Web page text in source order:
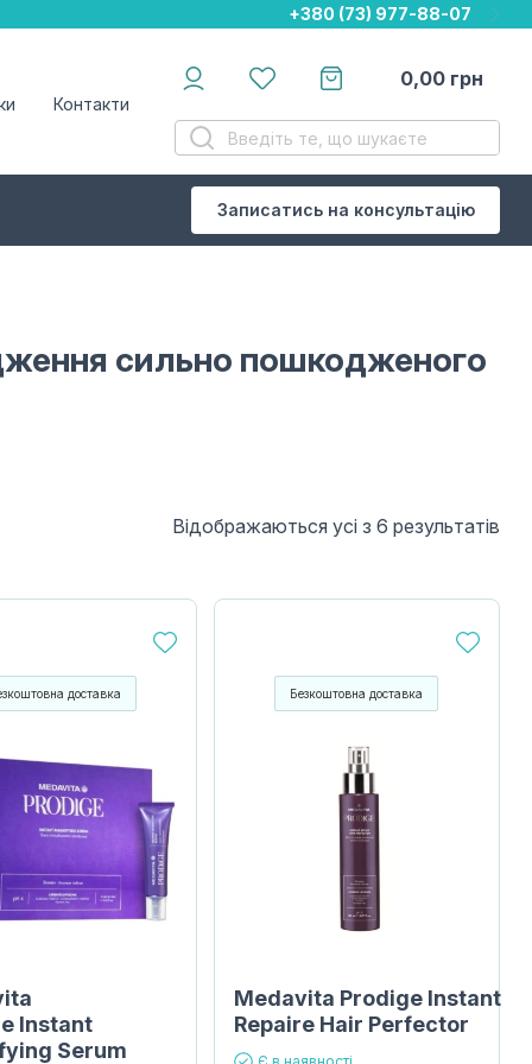
+380 (73) 977-88-07
+380 (73) 977-88-07
+380 (73) 977-88-07
Контакти
0,00 грн
Записатись на консультацію
сильно пошкодженого
Відображаються усі з 6 результатів
доставка
Instant
Serum
Безкоштовна доставка
Medavita Prodige Instant
Repaire Hair Perfector